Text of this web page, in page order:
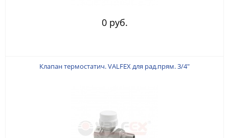
0 руб.
Клапан термостатич. VALFEX для рад.прям. 3/4"